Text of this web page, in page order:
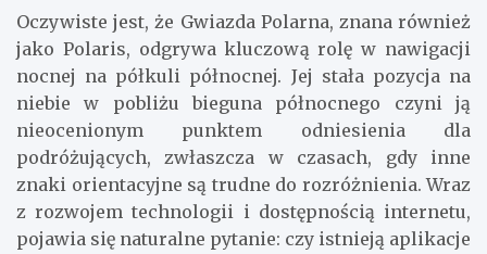
Oczywiste jest, że Gwiazda Polarna, znana również
jako Polaris, odgrywa kluczową rolę w nawigacji
nocnej na półkuli północnej. Jej stała pozycja na
niebie w pobliżu bieguna północnego czyni ją
nieocenionym punktem odniesienia dla
podróżujących, zwłaszcza w czasach, gdy inne
znaki orientacyjne są trudne do rozróżnienia. Wraz
z rozwojem technologii i dostępnością internetu,
pojawia się naturalne pytanie: czy istnieją aplikacje